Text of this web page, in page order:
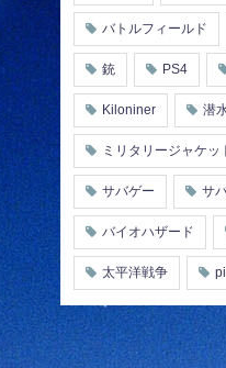
バトルフィールド
銃 PS4
Kiloniner 潜
ミリタリージャケッ
サバゲー サ
バイオハザード
太平洋戦争